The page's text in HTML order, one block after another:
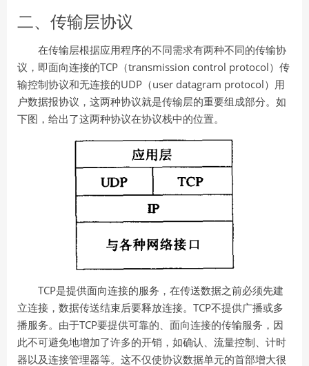
二、传输层协议
在传输层根据应用程序的不同需求有两种不同的传输协
议，即面向连接的TCP （transmission control protocol）传
输控制协议和无连接的UDP （user datagram protocol）用
户数据报协议，这两种协议就是传输层的重要组成部分。如
下图，给出了这两种协议在协议栈中的位置。
TCP是提供面向连接的服务，在传送数据之前必须先建
立连接，数据传送结束后要释放连接。 TCP不提供广播或多
播服务。由于TCP要提供可靠的、面向连接的传输服务，因
此不可避免地增加了许多的开销，如确认、流量控制、计时
器以及连接管理器等。这不仅使协议数据单元的首部增大很